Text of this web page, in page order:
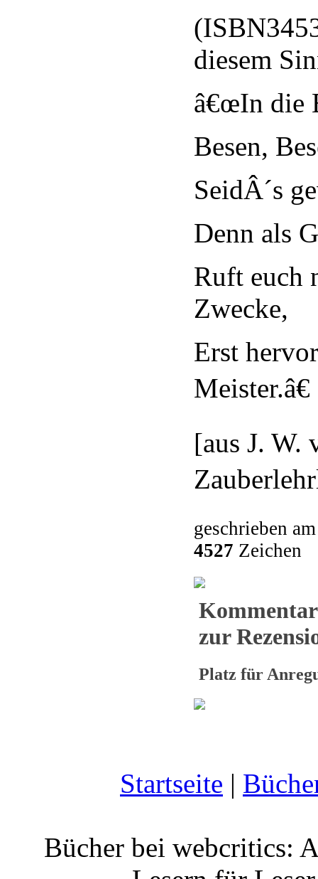
diesem
â€œIn die
Besen,
SeidÂ´s
Denn als
Ruft euch
Zwecke,
Erst
Meister.â€
[aus J. W.
geschrieben
4527 Zeichen
zur
Platz für
Startseite |
Bücher bei webcritics: